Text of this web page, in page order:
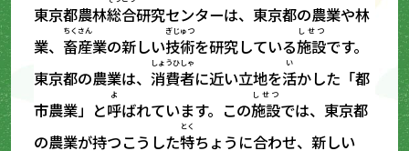
東京都農林総合研究センターは、東京都の農業や林
業、 畜産
ちくさん
業の新しい技術
ぎじゅつ
を研究している施設
しせつ
です。
東京都の農業は、消費者
しょうひしゃ
に近い立地を活
い
かした「都
市農業」と呼
よ
ばれています。この施設
しせつ
では、東京都
の農業が持つこうした特
とく
ちょうに合わせ、新しい